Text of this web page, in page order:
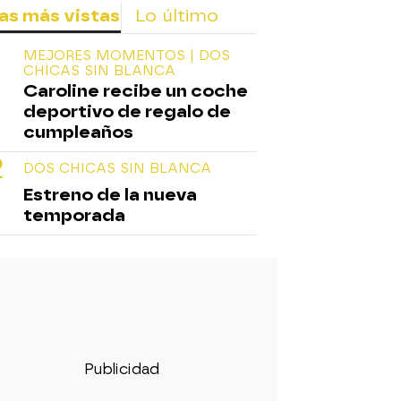
más vistas Lo último
MEJORES MOMENTOS | DOS
CHICAS SIN BLANCA
Caroline recibe un coche
deportivo de regalo de
cumpleaños
DOS CHICAS SIN BLANCA
Estreno de la nueva
temporada